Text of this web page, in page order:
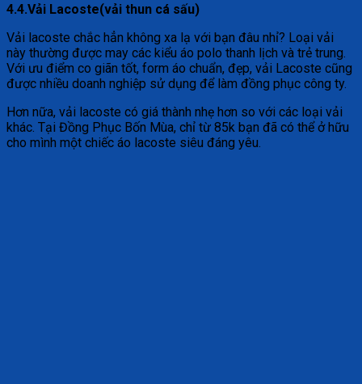
4.4.Vải Lacoste(vải thun cá sấu)
Vải lacoste chắc hẳn không xa lạ với bạn đâu nhỉ? Loại vải
này thường được may các kiểu áo polo thanh lịch và trẻ trung.
Với ưu điểm co giãn tốt, form áo chuẩn, đẹp, vải Lacoste cũng
được nhiều doanh nghiệp sử dụng để làm đồng phục công ty.
Hơn nữa, vải lacoste có giá thành nhẹ hơn so với các loại vải
khác. Tại Đồng Phục Bốn Mùa, chỉ từ 85k bạn đã có thể ở hữu
cho mình một chiếc áo lacoste siêu đáng yêu.